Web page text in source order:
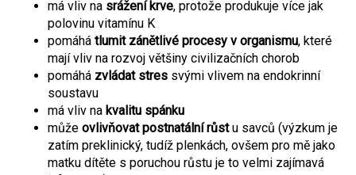
má vliv na srážení krve, protože produkuje více jak
polovinu vitamínu K
pomáhá tlumit zánětlivé procesy v organismu, které
mají vliv na rozvoj většiny civilizačních chorob
pomáhá zvládat stres svými vlivem na endokrinní
soustavu
má vliv na kvalitu spánku
může ovlivňovat postnatální růstu savců (výzkum je
zatím preklinický, tudíž plenkách, ovšem pro mě jako
matku dítěte s poruchou růstu je to velmi zajímavá